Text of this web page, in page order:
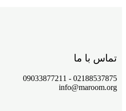
تماس با ما
02188537875 - 09033877211
info@maroom.org